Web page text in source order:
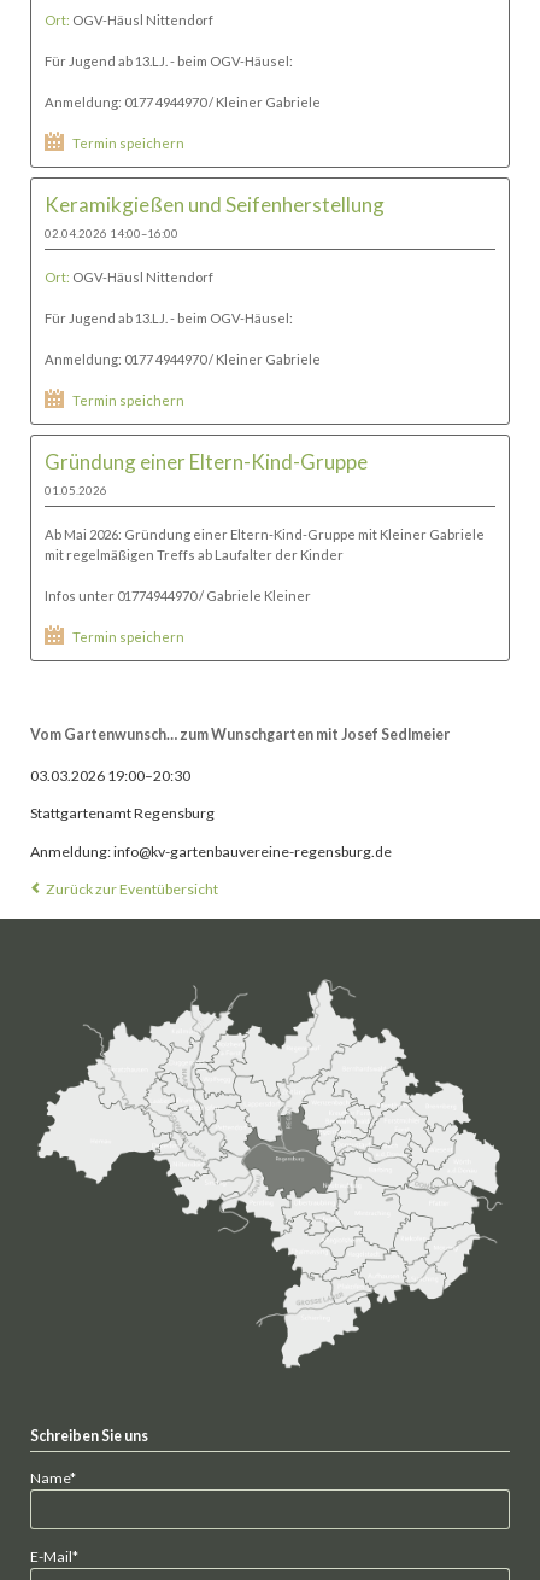
Ort: OGV-Häusl Nittendorf
Für Jugend ab 13.LJ. - beim OGV-Häusel:
Anmeldung: 0177 4944970 / Kleiner Gabriele
Termin speichern
Keramikgießen und Seifenherstellung
02.04.2026 14:00–16:00
Ort: OGV-Häusl Nittendorf
Für Jugend ab 13.LJ. - beim OGV-Häusel:
Anmeldung: 0177 4944970 / Kleiner Gabriele
Termin speichern
Gründung einer Eltern-Kind-Gruppe
01.05.2026
Ab Mai 2026: Gründung einer Eltern-Kind-Gruppe mit Kleiner Gabriele
mit regelmäßigen Treffs ab Laufalter der Kinder
Infos unter 01774944970 / Gabriele Kleiner
Termin speichern
Vom Gartenwunsch… zum Wunschgarten mit Josef Sedlmeier
03.03.2026 19:00–20:30
Stattgartenamt Regensburg
Anmeldung: info@kv-gartenbauvereine-regensburg.de
Zurück zur Eventübersicht
Schreiben Sie uns
Pflichtfeld
Name*
Pflichtfeld
E-Mail*